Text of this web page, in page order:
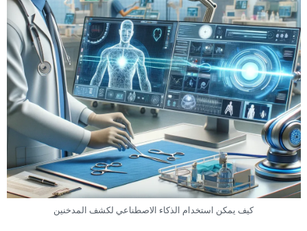
كيف يمكن استخدام الذكاء الاصطناعي لكشف المدخنين